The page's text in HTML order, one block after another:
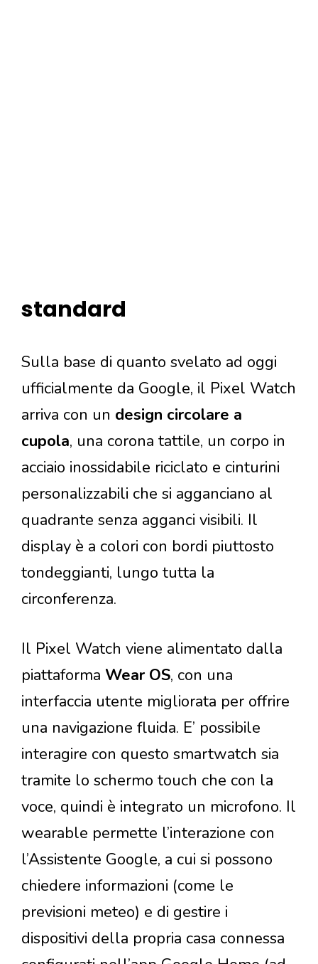
standard
Sulla base di quanto svelato ad oggi
ufficialmente da Google, il Pixel Watch
arriva con un design circolare a
cupola, una corona tattile, un corpo in
acciaio inossidabile riciclato e cinturini
personalizzabili che si agganciano al
quadrante senza agganci visibili. Il
display è a colori con bordi piuttosto
tondeggianti, lungo tutta la
circonferenza.
Il Pixel Watch viene alimentato dalla
piattaforma Wear OS, con una
interfaccia utente migliorata per offrire
una navigazione fluida. E’ possibile
interagire con questo smartwatch sia
tramite lo schermo touch che con la
voce, quindi è integrato un microfono. Il
wearable permette l’interazione con
l’Assistente Google, a cui si possono
chiedere informazioni (come le
previsioni meteo) e di gestire i
dispositivi della propria casa connessa